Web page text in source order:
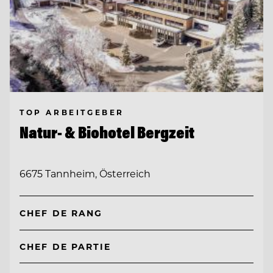
TOP ARBEITGEBER
Natur- & Biohotel Bergzeit
6675 Tannheim, Österreich
CHEF DE RANG
CHEF DE PARTIE